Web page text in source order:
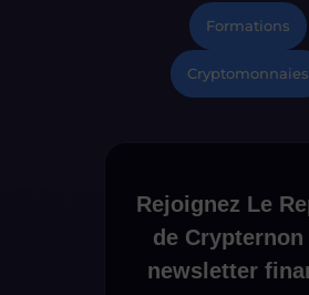
Formations
Cryptomonnaies